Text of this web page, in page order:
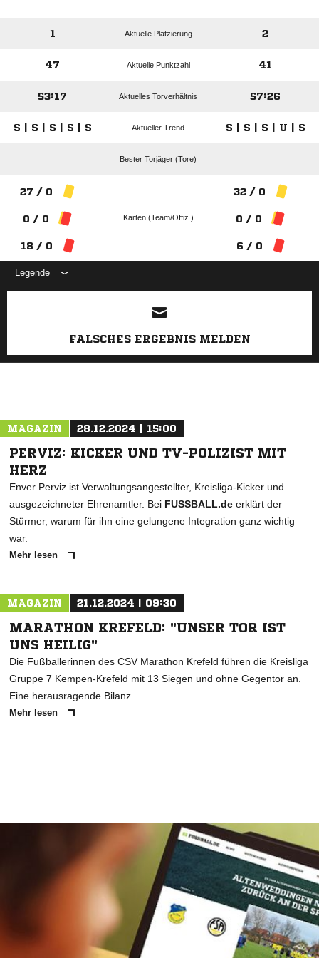
1 Aktuelle Platzierung 2
47 Aktuelle Punktzahl 41
53:17 Aktuelles Torverhältnis 57:26
S | S | S | S | S Aktueller Trend S | S | S | U | S
Bester Torjäger (Tore)
27 / 0
0 / 0
18 / 0
Karten (Team/Offiz.)
32 / 0
0 / 0
6 / 0
Legende
ANZEIGE
FALSCHES ERGEBNIS MELDEN
MAGAZIN 28.12.2024 | 15:00
PERVIZ: KICKER UND TV-POLIZIST MIT
HERZ
Enver Perviz ist Verwaltungsangestellter, Kreisliga-Kicker und
ausgezeichneter Ehrenamtler. Bei FUSSBALL.de erklärt der
Stürmer, warum für ihn eine gelungene Integration ganz wichtig
war.
Mehr lesen
MAGAZIN 21.12.2024 | 09:30
MARATHON KREFELD: "UNSER TOR IST
UNS HEILIG"
Die Fußballerinnen des CSV Marathon Krefeld führen die Kreisliga
Gruppe 7 Kempen-Krefeld mit 13 Siegen und ohne Gegentor an.
Eine herausragende Bilanz.
Mehr lesen